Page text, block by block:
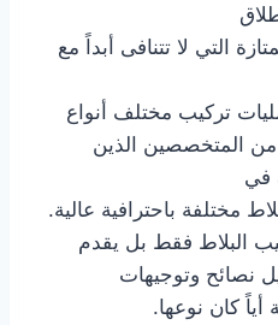
التي لا تتنافى أبداً مع
تركيب مختلف أنواع
المتخصصين الذين
في
مختلفة باحترافية عالية.
البلاط فقط بل يقدم
نصائح وتوجيهات
أياً كان نوعها.